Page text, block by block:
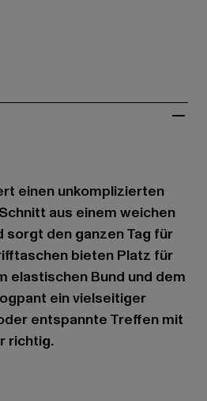
einen unkomplizierten
aus einem weichen
sorgt den ganzen Tag für
bieten Platz für
elastischen Bund und dem
ein vielseitiger
entspannte Treffen mit
richtig.